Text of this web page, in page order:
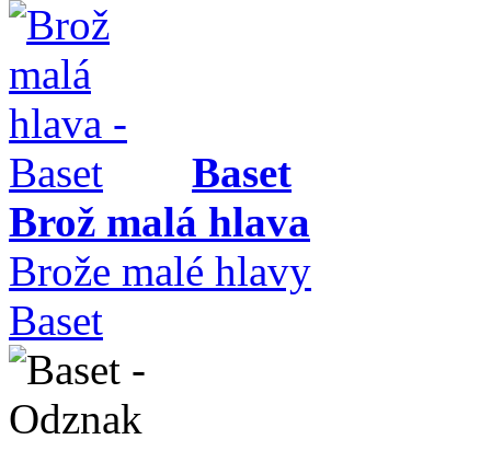
Baset
Brož malá hlava
Brože malé hlavy
Baset